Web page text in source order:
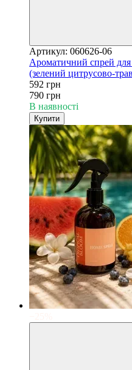
Артикул: 060626-06
Ароматичний спрей
(зелений цитрусово-
592 грн
790 грн
В наявності
Купити